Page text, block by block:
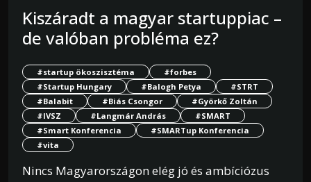
Kiszáradt a magyar startuppiac –
de valóban probléma ez?
#startup ökoszisztéma
#forbes
#Startup Hungary
#Balogh Petya
#STRT
#Balabit
#Biás Csongor
#Györkő Zoltán
#IVSZ
#Langmár András
#SMART
#Smart Konferencia
#SMARTup Konferencia
#vita
Nincs Magyarországon elég jó és ambíciózus